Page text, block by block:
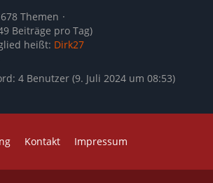
Themen
Beiträge pro Tag)
heißt: Dirk27
4 Benutzer (9. Juli 2024 um 08:53)
Kontakt Impressum